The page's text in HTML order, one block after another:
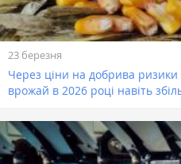
23 березня
Через ціни на добрива ризики
врожай в 2026 році навіть